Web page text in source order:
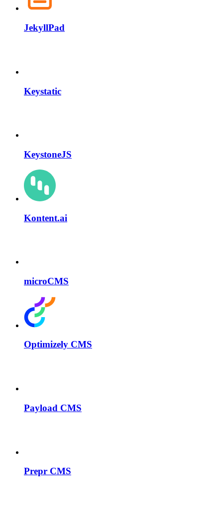
JekyllPad
Keystatic
KeystoneJS
Kontent.ai
microCMS
Optimizely CMS
Payload CMS
Prepr CMS